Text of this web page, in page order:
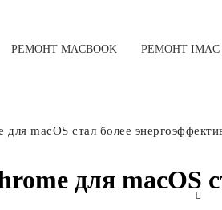
РЕМОНТ MACBOOK РЕМОНТ IMAC
macOS стал более
для macOS